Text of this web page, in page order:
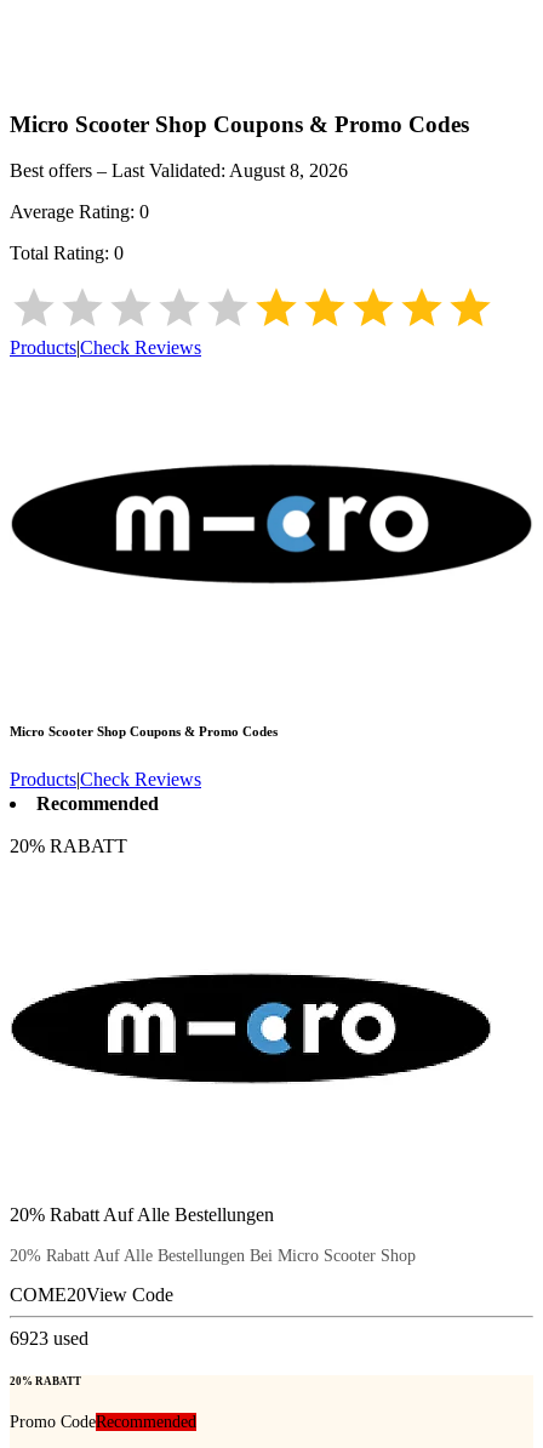
Micro Scooter Shop Coupons & Promo Codes
Best offers – Last Validated: August 8, 2026
Average Rating: 0
Total Rating: 0
Products|Check Reviews
Micro Scooter Shop Coupons & Promo Codes
Products|Check Reviews
Recommended
20% RABATT
20% Rabatt Auf Alle Bestellungen
20% Rabatt Auf Alle Bestellungen Bei Micro Scooter Shop
COME20View Code
6923 used
20% RABATT
Promo CodeRecommended